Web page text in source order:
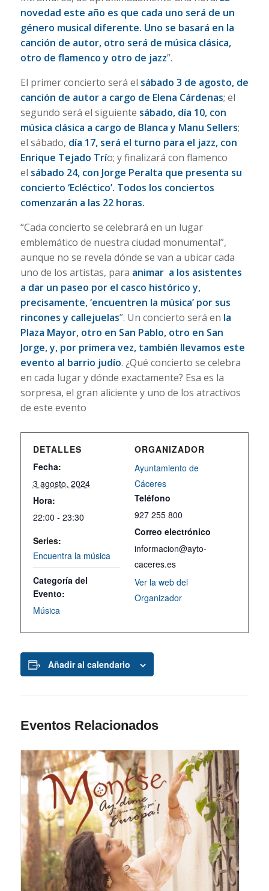
novedad este año es que cada uno será de un
género musical diferente. Uno se basará en la
canción de autor, otro será de música clásica,
otro de flamenco y otro de jazz”.
El primer concierto será el sábado 3 de agosto, de
canción de autor a cargo de Elena Cárdenas; el
segundo será el siguiente sábado, día 10, con
música clásica a cargo de Blanca y Manu Sellers;
el sábado, día 17, será el turno para el jazz, con
Enrique Tejado Trío; y finalizará con flamenco
el sábado 24, con Jorge Peralta que presenta su
concierto ‘Ecléctico’. Todos los conciertos
comenzarán a las 22 horas.
“Cada concierto se celebrará en un lugar
emblemático de nuestra ciudad monumental”,
aunque no se revela dónde se van a ubicar cada
uno de los artistas, para animar a los asistentes
a dar un paseo por el casco histórico y,
precisamente, ‘encuentren la música’ por sus
rincones y callejuelas”. Un concierto será en la
Plaza Mayor, otro en San Pablo, otro en San
Jorge, y, por primera vez, también llevamos este
evento al barrio judío. ¿Qué concierto se celebra
en cada lugar y dónde exactamente? Esa es la
sorpresa, el gran aliciente y uno de los atractivos
de este evento
DETALLES
Fecha:
3 agosto, 2024
Hora:
22:00 - 23:30
Series:
Encuentra la música
Categoría del
Evento:
Música
ORGANIZADOR
Ayuntamiento de
Cáceres
Teléfono
927 255 800
Correo electrónico
informacion@ayto-
caceres.es
Ver la web del
Organizador
Añadir al calendario
Eventos Relacionados